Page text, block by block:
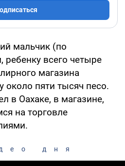
мальчик (по
всего четыре
магазина
около пяти тысяч песо.
в Оахаке, в магазине,
на торговле
дня